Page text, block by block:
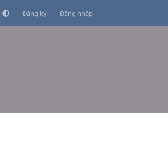
Đăng ký Đăng nhập